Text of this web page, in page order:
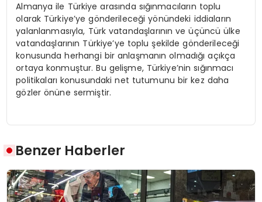
Almanya ile Türkiye arasında sığınmacıların toplu
olarak Türkiye’ye gönderileceği yönündeki iddiaların
yalanlanmasıyla, Türk vatandaşlarının ve üçüncü ülke
vatandaşlarının Türkiye’ye toplu şekilde gönderileceği
konusunda herhangi bir anlaşmanın olmadığı açıkça
ortaya konmuştur. Bu gelişme, Türkiye’nin sığınmacı
politikaları konusundaki net tutumunu bir kez daha
gözler önüne sermiştir.
Benzer Haberler